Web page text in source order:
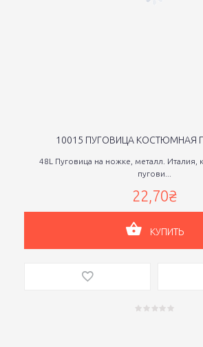
10015 ПУГОВИЦА КОСТЮМНАЯ
48L Пуговица на ножке, металл. Италия,
пугови...
22,70₴
КУПИТЬ